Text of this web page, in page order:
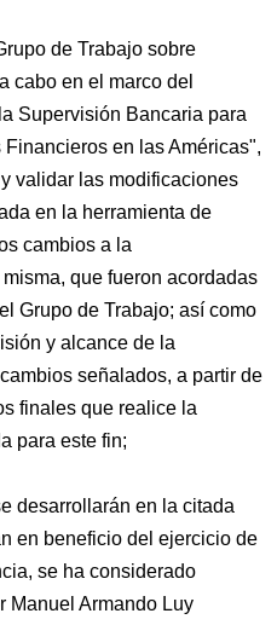
de Trabajo sobre
cabo en el marco del
Supervisión Bancaria para
en las Américas",
validar las modificaciones
en la herramienta de
cambios a la
que fueron acordadas
Grupo de Trabajo; así como
y alcance de la
señalados, a partir de
finales que realice la
para este fin;
desarrollarán en la citada
en beneficio del ejercicio de
se ha considerado
Manuel Armando Luy